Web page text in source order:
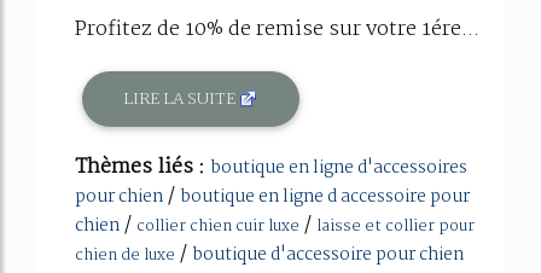
Profitez de 10% de remise sur votre 1ére...
LIRE LA SUITE
Thèmes liés : boutique en ligne d'accessoires
pour chien/boutique en ligne d accessoire pour
chien/ collier chien cuir luxe / laisse et collier pour
chien de luxe /boutique d'accessoire pour chien